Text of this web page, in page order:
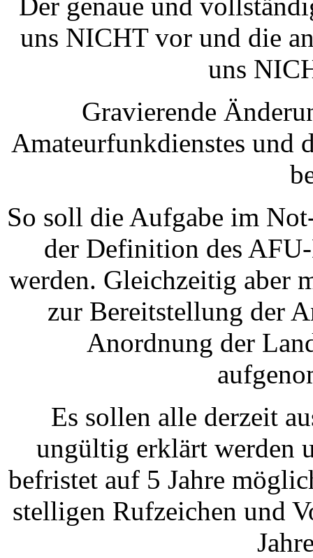
uns NICHT vor und die
uns
Gravierende
Amateurfunkdienstes und
So soll die Aufgabe im
der Definition des
werden. Gleichzeitig aber
zur Bereitstellung der
Anordnung der
Es sollen alle derzeit
ungültig erklärt werden
befristet auf 5 Jahre
stelligen Rufzeichen und